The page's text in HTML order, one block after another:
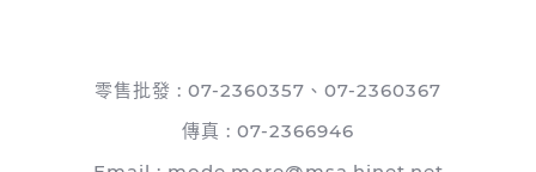
零售批發 : 07-2360357、07-2360367
傳真 : 07-2366946